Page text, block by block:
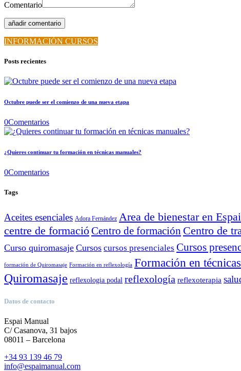
Comentario
INFORMACIÓN CURSOS
Posts recientes
Octubre puede ser el comienzo de una nueva etapa
0Comentarios
¿Quieres continuar tu formación en técnicas manuales?
0Comentarios
Tags
Aceites esenciales Adora Fernández Area de bienestar en
centre de formacióCentro de formación Centro de
Curso quiromasaje Cursos cursos presenciales Cursos
formación de Quiromasaje Formación en reflexología Formación en
Quiromasaje reflexologia podal reflexología reflexoterapia
Datos de contacto
Espai Manual
C/ Casanova, 31 bajos
08011 – Barcelona
+34 93 139 46 79
info@espaimanual.com